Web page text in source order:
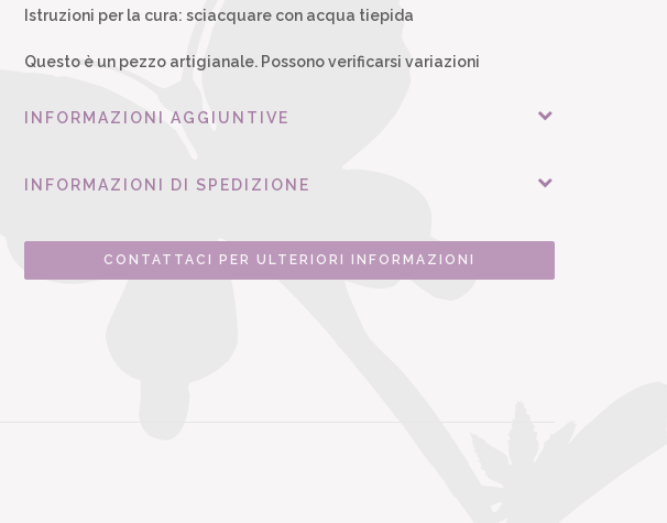
Istruzioni per la cura: sciacquare con acqua tiepida
Questo è un pezzo artigianale. Possono verificarsi variazioni
INFORMAZIONI AGGIUNTIVE
INFORMAZIONI DI SPEDIZIONE
CONTATTACI PER ULTERIORI INFORMAZIONI